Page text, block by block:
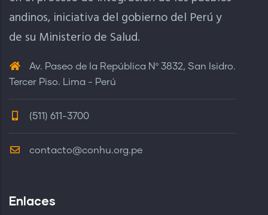
andinos, iniciativa del gobierno del Perú y
de su Ministerio de Salud.
Av. Paseo de la República Nº 3832, San Isidro.
Tercer Piso. Lima - Perú
(511) 611-3700
contacto@conhu.org.pe
Enlaces